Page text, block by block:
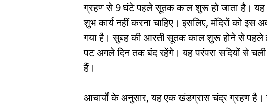
ग्रहण से 9 घंटे पहले सूतक काल शुरू हो जाता है। यह
शुभ कार्य नहीं करना चाहिए। इसलिए, मंदिरों को इस
गया है। सुबह की आरती सूतक काल शुरू होने से पहले
पट अगले दिन तक बंद रहेंगे। यह परंपरा सदियों से
हैं।
आचार्यों के अनुसार, यह एक खंडग्रास चंद्र ग्रहण